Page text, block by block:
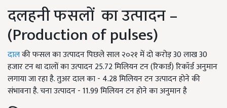
दलहनी फसलों का उत्पादन –
(Production of pulses)
दालकी फसल का उत्पादन पिछले साल २०२१ में दो करोड़ 30 लाख 30
हजार टन था दालों का उत्पादन 25.72 मिलियन टन (रिकार्ड) रिकॉर्ड अनुमान
लगाया जा रहा है. तुअर दाल का - 4.28 मिलियन टन उत्पादन होने की
संभावना है. चना उत्पादन - 11.99 मिलियन टन होने का अनुमान है